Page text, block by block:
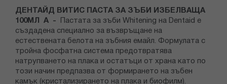
ДЕНТАЙД ВИТИС ПАСТА ЗА ЗЪБИ ИЗБЕЛВАЩА
100МЛ А -
Пастата за зъби Whitening на Dentaid е
създадена специално за възвръщане на
естествената белота на зъбния емайл. Формулата с
тройна фосфатна система предотвратява
натрупването на плака и остатъци от храна като по
този начин предпазва от формирането на зъбен
камък (кристализирането на плака и биофилм).